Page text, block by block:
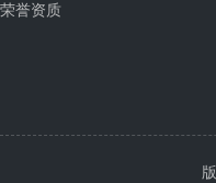
荣誉资质